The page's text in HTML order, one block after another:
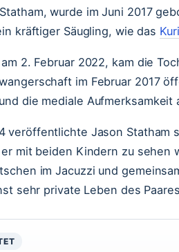
wurde im Juni 2017
kräftiger Säugling, wie das
2. Februar 2022, kam die
im Februar 2017
die mediale
veröffentlichte Jason
mit beiden Kindern zu sehen
im Jacuzzi und
sehr private Leben des